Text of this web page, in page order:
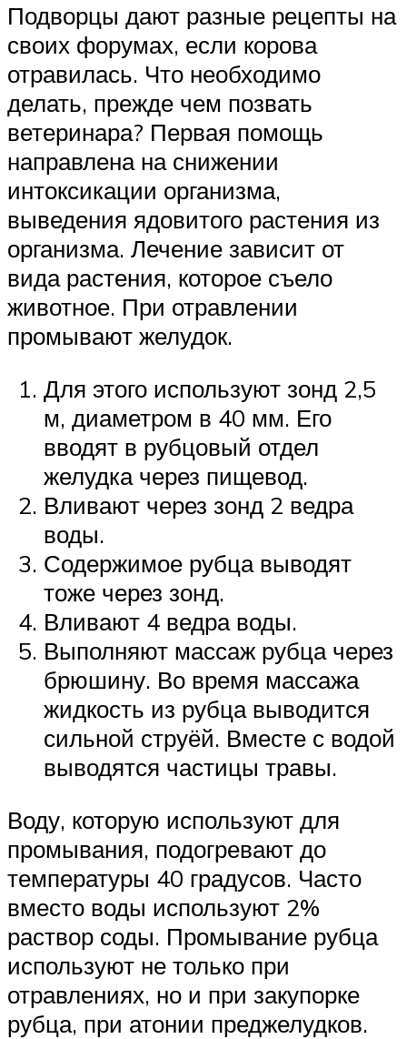
Подворцы дают разные рецепты на
своих форумах, если корова
отравилась. Что необходимо
делать, прежде чем позвать
ветеринара? Первая помощь
направлена на снижении
интоксикации организма,
выведения ядовитого растения из
организма. Лечение зависит от
вида растения, которое съело
животное. При отравлении
промывают желудок.
Для этого используют зонд 2,5
м, диаметром в 40 мм. Его
вводят в рубцовый отдел
желудка через пищевод.
Вливают через зонд 2 ведра
воды.
Содержимое рубца выводят
тоже через зонд.
Вливают 4 ведра воды.
Выполняют массаж рубца через
брюшину. Во время массажа
жидкость из рубца выводится
сильной струёй. Вместе с водой
выводятся частицы травы.
Воду, которую используют для
промывания, подогревают до
температуры 40 градусов. Часто
вместо воды используют 2%
раствор соды. Промывание рубца
используют не только при
отравлениях, но и при закупорке
рубца, при атонии преджелудков.